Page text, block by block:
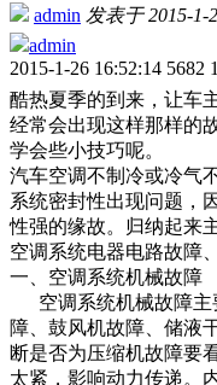
admin 发表于 2015-1-
admin
2015-1-26 16:52:14 5682 1
酷热夏季的到来，让车
经常会出现这样那样的
学会些小技巧呢。
汽车空调不制冷或冷气
系统密封性出现问题，
性强的缘故。归纳起来
空调系统电器电路故障
一、空调系统机械故障
空调系统机械故障主
障、鼓风机故障、储液
断是否为压缩机故障要
太紧，影响动力传递。